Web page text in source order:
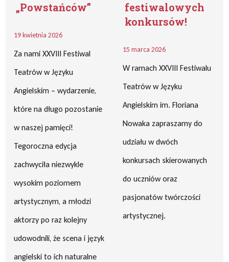
„Powstańców”
19 kwietnia 2026
Za nami XXVIII Festiwal
Teatrów w Języku
Angielskim – wydarzenie,
które na długo pozostanie
w naszej pamięci!
Tegoroczna edycja
zachwyciła niezwykle
wysokim poziomem
artystycznym, a młodzi
aktorzy po raz kolejny
udowodnili, że scena i język
angielski to ich naturalne
festiwalowych
konkursów!
15 marca 2026
W ramach XXVIII Festiwalu
Teatrów w Języku
Angielskim im. Floriana
Nowaka zapraszamy do
udziału w dwóch
konkursach skierowanych
do uczniów oraz
pasjonatów twórczości
artystycznej.